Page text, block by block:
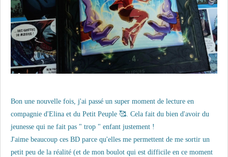
Bon une nouvelle fois, j'ai passé un super moment de lecture en
compagnie d'Elina et du Petit Peuple 🥰. Cela fait du bien d'avoir du
jeunesse qui ne fait pas " trop " enfant justement !
J'aime beaucoup ces BD parce qu'elles me permettent de me sortir un
petit peu de la réalité (et de mon boulot qui est difficile en ce moment